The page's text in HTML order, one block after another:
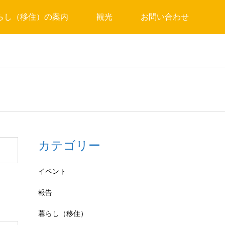
し（移住）の案内 観光 お問い合わせ
カテゴリー
イベント
報告
暮らし（移住）